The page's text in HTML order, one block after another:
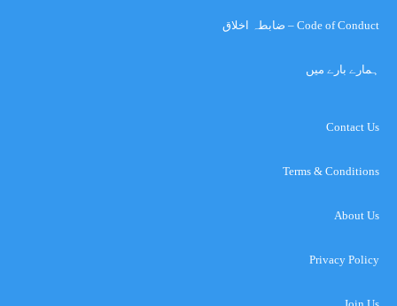
Code of Conduct – ضابطہ اخلاق
ہمارے بارے میں
Contact Us
Terms & Conditions
About Us
Privacy Policy